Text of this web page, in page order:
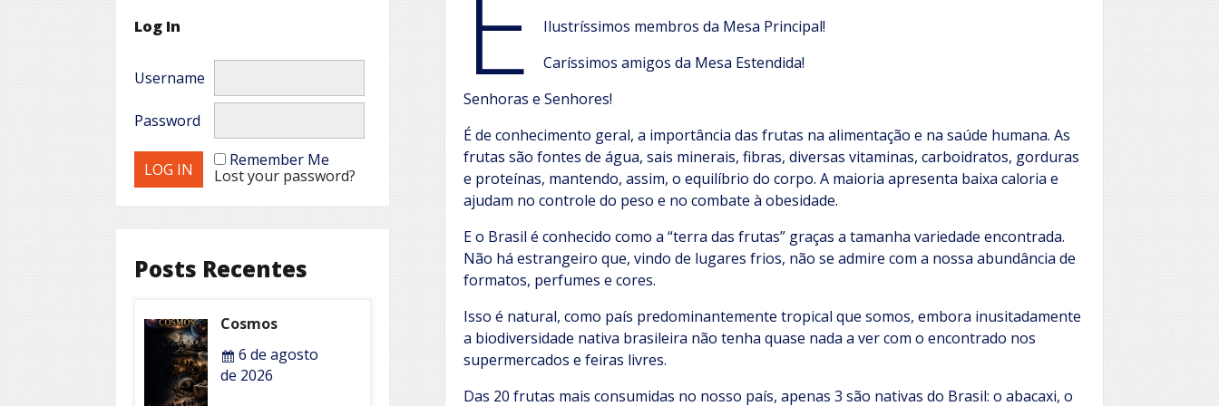
Ilustríssimos membros da Mesa Principal!
Caríssimos amigos da Mesa Estendida!
Senhoras e Senhores!
É de conhecimento geral, a importância das frutas na alimentação e na saúde humana. As
frutas são fontes de água, sais minerais, fibras, diversas vitaminas, carboidratos, gorduras
e proteínas, mantendo, assim, o equilíbrio do corpo. A maioria apresenta baixa caloria e
ajudam no controle do peso e no combate à obesidade.
E o Brasil é conhecido como a “terra das frutas” graças a tamanha variedade encontrada.
Não há estrangeiro que, vindo de lugares frios, não se admire com a nossa abundância de
formatos, perfumes e cores.
Isso é natural, como país predominantemente tropical que somos, embora inusitadamente
a biodiversidade nativa brasileira não tenha quase nada a ver com o encontrado nos
supermercados e feiras livres.
Das 20 frutas mais consumidas no nosso país, apenas 3 são nativas do Brasil: o abacaxi, o
Log In
Username
Password
Remember Me
Lost your password?
Posts Recentes
Cosmos
6 de agosto
de 2026